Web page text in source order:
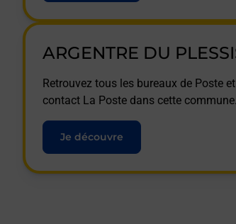
ARGENTRE DU
Retrouvez tous les bureaux de Poste
contact La Poste dans cette commune.
Je découvre